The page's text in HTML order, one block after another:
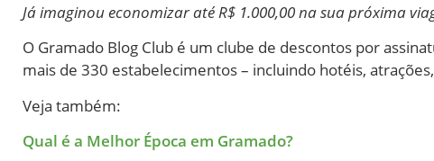
Já imaginou economizar até R$ 1.000,00 na sua próxima
O Gramado Blog Club é um clube de descontos por
mais de 330 estabelecimentos – incluindo hotéis,
Veja também:
Qual é a Melhor Época em Gramado?